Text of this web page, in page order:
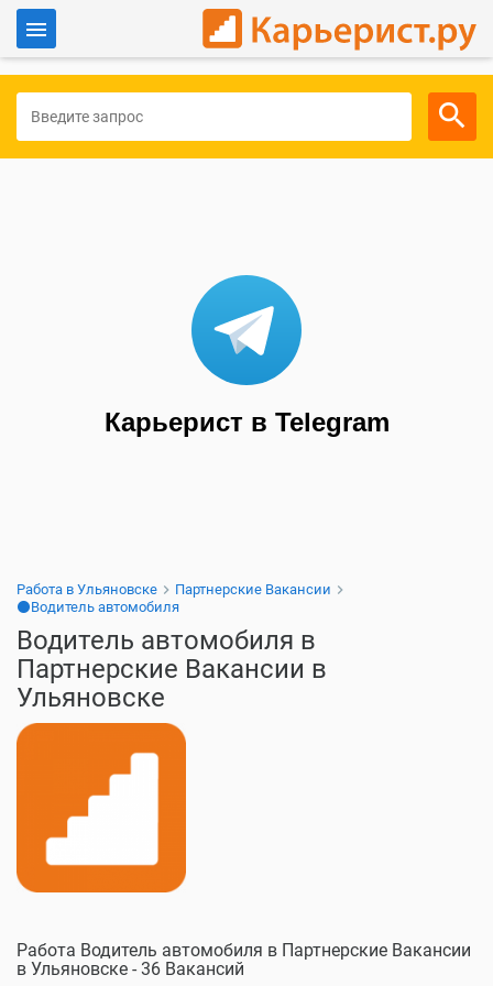
Для работодателей
Карьерист в Telegram
Работа в Ульяновске
Партнерские Вакансии
⚫Водитель автомобиля
Водитель автомобиля в
Партнерские Вакансии в
Ульяновске
Работа Водитель автомобиля в Партнерские Вакансии
в Ульяновске - 36 Вакансий